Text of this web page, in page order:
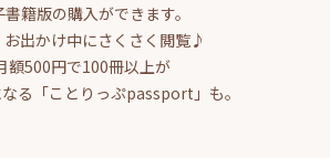
書籍版の購入ができます。
お出かけ中にさくさく閲覧♪
額500円で100冊以上が
る「ことりっぷpassport」も。